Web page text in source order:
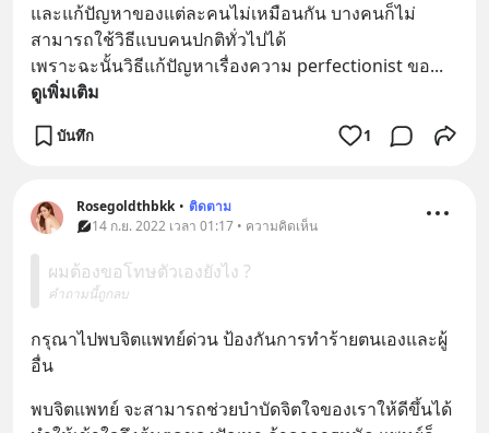
และแก้ปัญหาของแต่ละคนไม่เหมือนกัน บางคนก็ไม่
สามารถใช้วิธีแบบคนปกติทั่วไปได้
เพราะฉะนั้นวิธีแก้ปัญหาเรื่องความ perfectionist ขอ...
ดูเพิ่มเติม
บันทึก 1
Rosegoldthbkk • ติดตาม
14 ก.ย. 2022 เวลา 01:17 • ความคิดเห็น
ผมต้องขอโทษตัวเองยังไง ?
คำถามนี้ถูกลบ
กรุณาไปพบจิตแพทย์ด่วน ป้องกันการทำร้ายตนเองและผู้
อื่น
พบจิตแพทย์ จะสามารถช่วยบำบัดจิตใจของเราให้ดีขึ้นได้